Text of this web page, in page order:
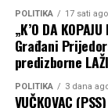
POLITIKA 17 sati ago
„K’O DA
Građani
predizborne
POLITIKA 3 dana
VUČKOVAC